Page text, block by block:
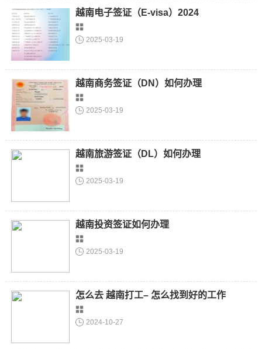
越南电子签证（E-visa）2024
2025-03-19
越南商务签证（DN）如何办理
2025-03-19
越南旅游签证（DL）如何办理
2025-03-19
越南投资签证如何办理
2025-03-19
怎么去 越南打工– 怎么找到好的工作
2024-10-27